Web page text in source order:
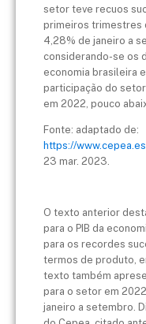
setor teve recuos
primeiros trimestres
4,28% de janeiro a
considerando-se os
economia brasileira
participação do
em 2022, pouco
Fonte: adaptado de:
https://
23 mar. 2023.
O texto anterior
para o PIB da
para os recordes
termos de produto,
texto também
para o setor em
janeiro a setembro.